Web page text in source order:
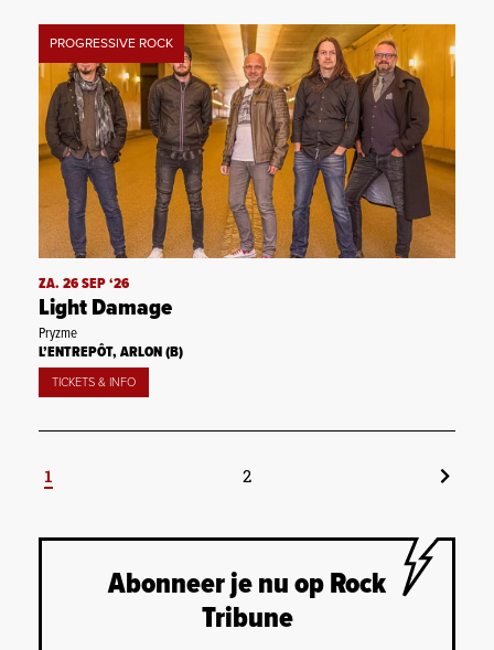
PROGRESSIVE ROCK
ZA. 26 SEP ‘26
Light Damage
Pryzme
L’ENTREPÔT, ARLON (B)
TICKETS & INFO
1 2
Abonneer je nu op Rock
Tribune